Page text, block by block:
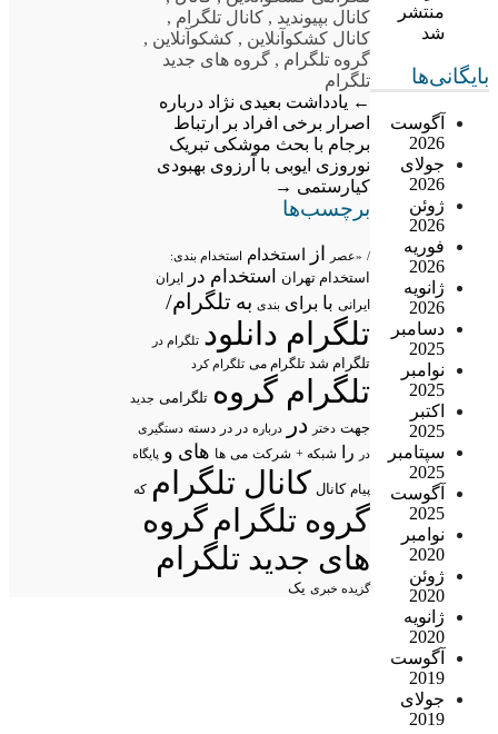
منتشر
شد
بایگانی‌ها
آگوست
2026
جولای
2026
ژوئن
2026
فوریه
2026
ژانویه
2026
دسامبر
2025
نوامبر
2025
اکتبر
2025
سپتامبر
2025
آگوست
2025
نوامبر
2020
ژوئن
2020
ژانویه
2020
آگوست
2019
جولای
2019
کانال بپیوندید , کانال تلگرام ,
کانال کشکوآنلاین , کشکوآنلاین ,
گروه تلگرام , گروه های جدید
تلگرام
← یادداشت بعیدی نژاد درباره
اصرار برخی افراد بر ارتباط
برجام با بحث موشکی تبریک
نوروزی ایوبی با آرزوی بهبودی
کیارستمی →
برچسب‌ها
/ «عصر از استخدام استخدام بندی:
استخدام تهران استخدام در ایران
ایرانی با برای بندی به تلگرام/
تلگرام دانلود تلگرام در
تلگرام شد تلگرام می تلگرام کرد
تلگرام گروه تلگرامی جدید
جهت دختر در درباره در در دسته دستگیری
در
را شبکه + شرکت می ها های و پایگاه
پیام کانال کانال تلگرام که
گروه تلگرامگروه
های جدید تلگرام
گزیده خبری یک